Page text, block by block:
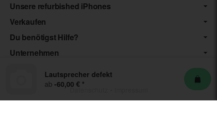
Lautsprecher defekt
ab -60,00 € *
Unsere refurbished iPhones
Verkaufen
Du benötigst Hilfe?
Unternehmen
Datenschutz